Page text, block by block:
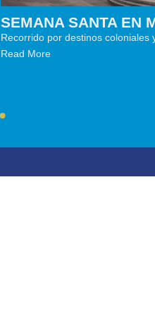
SEMANA SANTA EN
Recorrido por destinos coloniales
Read More